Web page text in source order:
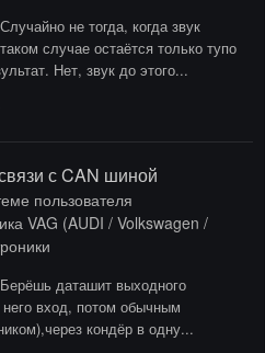
не тогда, когда звук
случае остаётся только тупо
Нет, звук до этого...
с CAN шиной
пользователя
VAG (AUDI / Volkswagen /
даташит выходного
вход, потом обычным
кондёр в одну...